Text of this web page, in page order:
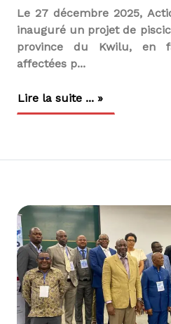
Le 27 décembre 2025,
inauguré un projet de
province du Kwilu, en
affectées p...
Lire la suite ... »